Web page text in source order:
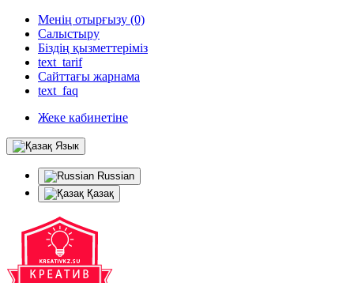
Менің отырғызу (0)
Салыстыру
Біздің қызметтеріміз
text_tarif
Сайттағы жарнама
text_faq
Жеке кабинетіне
Язык
Russian
Қазақ